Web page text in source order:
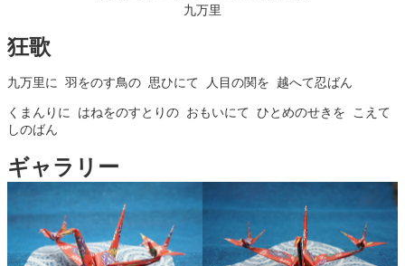
九万里
狂歌
くまんりに はねをのすとりの おもいにて ひとめのせきを こえて
ギャラリー